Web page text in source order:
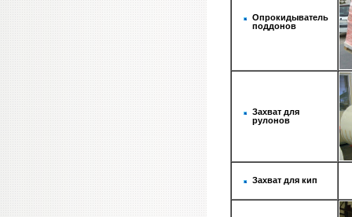
Опрокидыватель
поддонов
Захват для
рулонов
Захват для кип